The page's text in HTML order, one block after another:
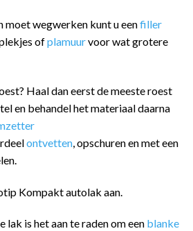
moet wegwerken kunt u eenfiller
ofplamuurvoor wat grotere
Haal dan eerst de meeste roest
en behandel het materiaal daarna
ontvetten , opschuren en met een
Kompakt autolak aan.
lak is het aan te raden om een blanke